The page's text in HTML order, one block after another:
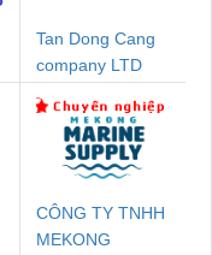
Tan Dong Cang
company LTD
CÔNG TY TNHH
MEKONG